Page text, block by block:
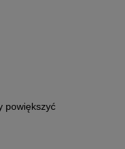
powiększyć